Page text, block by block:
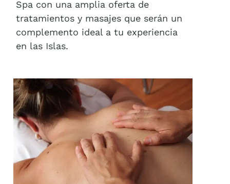
Spa con una amplia oferta de
tratamientos y masajes que serán un
complemento ideal a tu experiencia
en las Islas.